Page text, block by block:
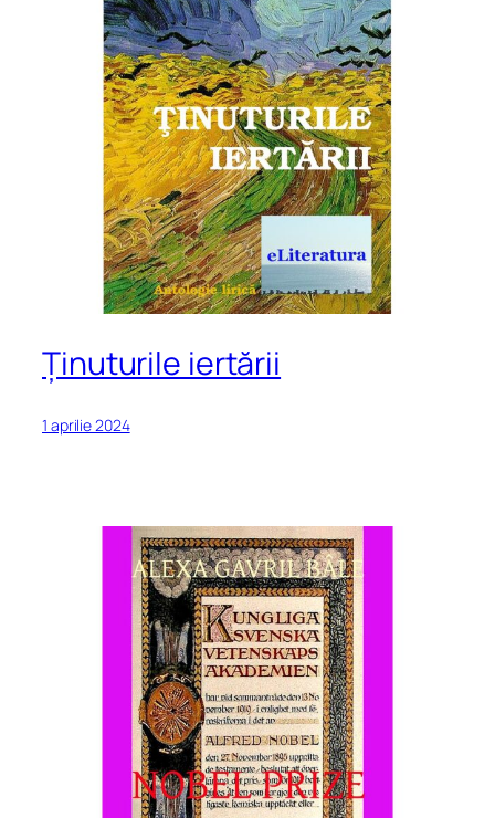
Ținuturile iertării
1 aprilie 2024